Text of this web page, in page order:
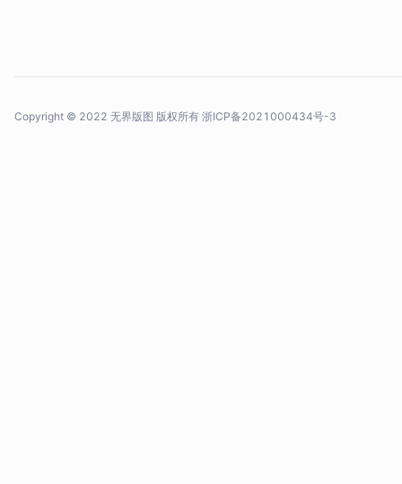
Copyright © 2022 无界版图 版权所有 浙ICP备2021000434号-3